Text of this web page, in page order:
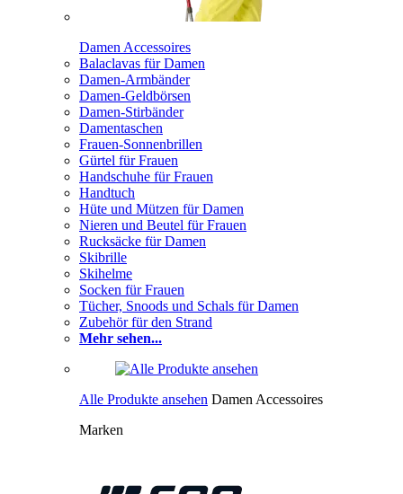
Damen Accessoires
Balaclavas für Damen
Damen-Armbänder
Damen-Geldbörsen
Damen-Stirbänder
Damentaschen
Frauen-Sonnenbrillen
Gürtel für Frauen
Handschuhe für Frauen
Handtuch
Hüte und Mützen für Damen
Nieren und Beutel für Frauen
Rucksäcke für Damen
Skibrille
Skihelme
Socken für Frauen
Tücher, Snoods und Schals für Damen
Zubehör für den Strand
Mehr sehen...
Alle Produkte ansehen Damen Accessoires
Marken